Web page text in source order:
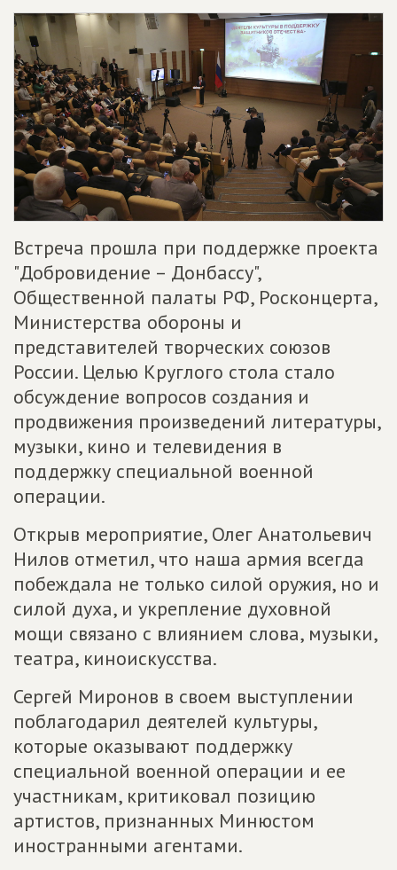
Встреча прошла при поддержке проекта
"Добровидение – Донбассу",
Общественной палаты РФ, Росконцерта,
Министерства обороны и
представителей творческих союзов
России. Целью Круглого стола стало
обсуждение вопросов создания и
продвижения произведений литературы,
музыки, кино и телевидения в
поддержку специальной военной
операции.
Открыв мероприятие, Олег Анатольевич
Нилов отметил, что наша армия всегда
побеждала не только силой оружия, но и
силой духа, и укрепление духовной
мощи связано с влиянием слова, музыки,
театра, киноискусства.
Сергей Миронов в своем выступлении
поблагодарил деятелей культуры,
которые оказывают поддержку
специальной военной операции и ее
участникам, критиковал позицию
артистов, признанных Минюстом
иностранными агентами.